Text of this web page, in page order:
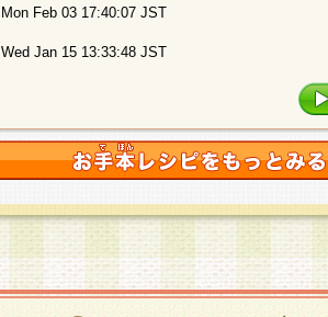
Mon Feb 03 17:40:07 JST
Wed Jan 15 13:33:48 JST